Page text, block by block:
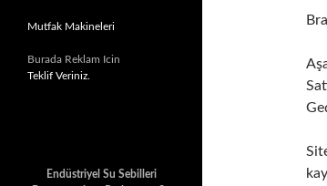
Mutfak Makineleri
Burada Reklam Icin
Teklif Veriniz.
Endüstriyel Su Sebilleri